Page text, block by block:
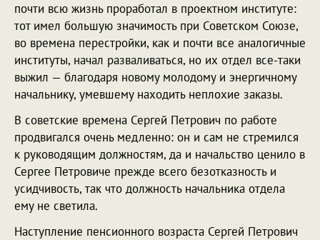
почти всю жизнь проработал в проектном институте:
тот имел большую значимость при Советском Союзе,
во времена перестройки, как и почти все аналогичные
институты, начал разваливаться, но их отдел все-таки
выжил — благодаря новому молодому и энергичному
начальнику, умевшему находить неплохие заказы.
В советские времена Сергей Петрович по работе
продвигался очень медленно: он и сам не стремился
к руководящим должностям, да и начальство ценило в
Сергее Петровиче прежде всего безотказность и
усидчивость, так что должность начальника отдела
ему не светила.
Наступление пенсионного возраста Сергей Петрович